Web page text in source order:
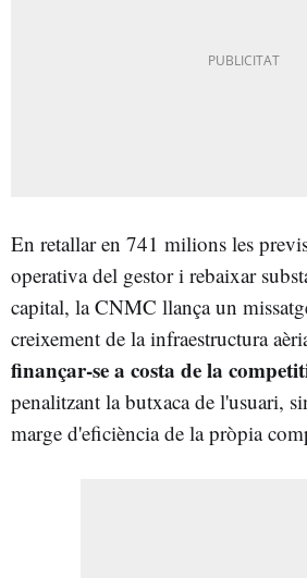
En retallar en 741 milions les
operativa del gestor i rebaixar
capital, la CNMC llança un
creixement de la infraestructura
finançar-sea costa de la
penalitzant la butxaca de l'usuari,
marge d'eficiència de la pròpia